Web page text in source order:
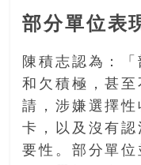
部分單位表
陳積志認為：
和欠積極，甚至
請，涉嫌選擇
卡，以及沒有
要性。部分單